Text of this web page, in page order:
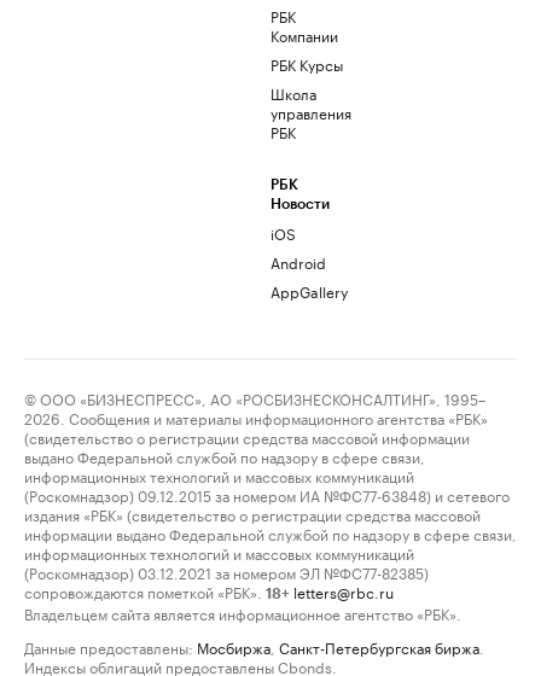
РБК
Компании
РБК Курсы
Школа
управления
РБК
РБК
Новости
iOS
Android
AppGallery
© ООО «БИЗНЕСПРЕСС», АО «РОСБИЗНЕСКОНСАЛТИНГ», 1995–
2026. Сообщения и материалы информационного агентства «РБК»
(свидетельство о регистрации средства массовой информации
выдано Федеральной службой по надзору в сфере связи,
информационных технологий и массовых коммуникаций
(Роскомнадзор) 09.12.2015 за номером ИА №ФС77-63848) и сетевого
издания «РБК» (свидетельство о регистрации средства массовой
информации выдано Федеральной службой по надзору в сфере связи,
информационных технологий и массовых коммуникаций
(Роскомнадзор) 03.12.2021 за номером ЭЛ №ФС77-82385)
сопровождаются пометкой «РБК».
18+ letters@rbc.ru
Владельцем сайта является информационное агентство «РБК».
Данные предоставлены: Мосбиржа Санкт-Петербургская биржа
Индексы облигаций предоставлены Cbonds.